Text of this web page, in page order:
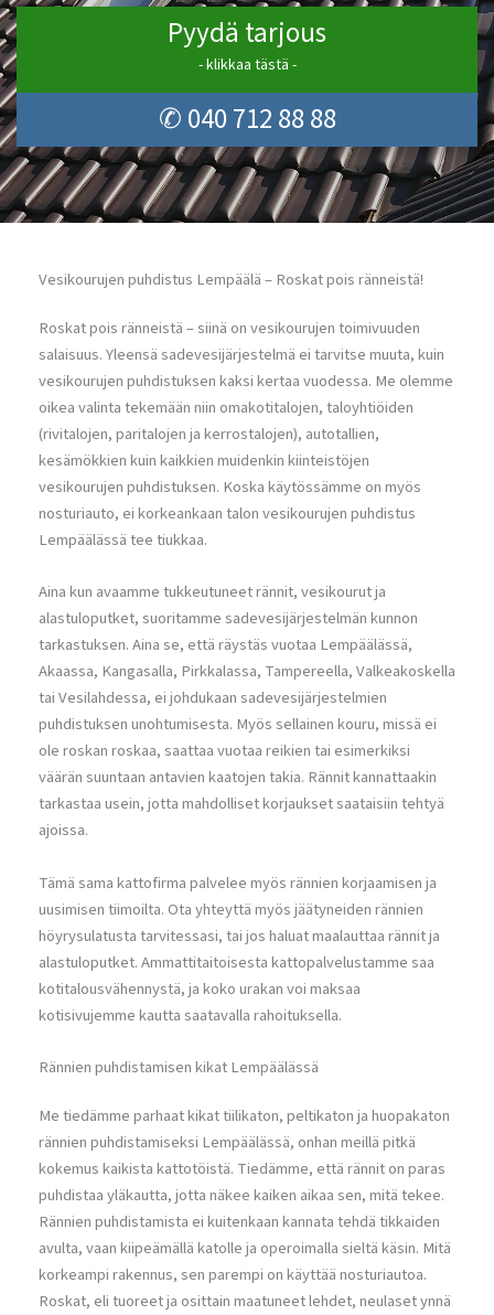
Pyydä tarjous
- klikkaa tästä -
✆ 040 712 88 88
Vesikourujen puhdistus Lempäälä – Roskat pois ränneistä!
Roskat pois ränneistä – siinä on vesikourujen toimivuuden
salaisuus. Yleensä sadevesijärjestelmä ei tarvitse muuta, kuin
vesikourujen puhdistuksen kaksi kertaa vuodessa. Me olemme
oikea valinta tekemään niin omakotitalojen, taloyhtiöiden
(rivitalojen, paritalojen ja kerrostalojen), autotallien,
kesämökkien kuin kaikkien muidenkin kiinteistöjen
vesikourujen puhdistuksen. Koska käytössämme on myös
nosturiauto, ei korkeankaan talon vesikourujen puhdistus
Lempäälässä tee tiukkaa.
Aina kun avaamme tukkeutuneet rännit, vesikourut ja
alastuloputket, suoritamme sadevesijärjestelmän kunnon
tarkastuksen. Aina se, että räystäs vuotaa Lempäälässä,
Akaassa, Kangasalla, Pirkkalassa, Tampereella, Valkeakoskella
tai Vesilahdessa, ei johdukaan sadevesijärjestelmien
puhdistuksen unohtumisesta. Myös sellainen kouru, missä ei
ole roskan roskaa, saattaa vuotaa reikien tai esimerkiksi
väärän suuntaan antavien kaatojen takia. Rännit kannattaakin
tarkastaa usein, jotta mahdolliset korjaukset saataisiin tehtyä
ajoissa.
Tämä sama kattofirma palvelee myös rännien korjaamisen ja
uusimisen tiimoilta. Ota yhteyttä myös jäätyneiden rännien
höyrysulatusta tarvitessasi, tai jos haluat maalauttaa rännit ja
alastuloputket. Ammattitaitoisesta kattopalvelustamme saa
kotitalousvähennystä, ja koko urakan voi maksaa
kotisivujemme kautta saatavalla rahoituksella.
Rännien puhdistamisen kikat Lempäälässä
Me tiedämme parhaat kikat tiilikaton, peltikaton ja huopakaton
rännien puhdistamiseksi Lempäälässä, onhan meillä pitkä
kokemus kaikista kattotöistä. Tiedämme, että rännit on paras
puhdistaa yläkautta, jotta näkee kaiken aikaa sen, mitä tekee.
Rännien puhdistamista ei kuitenkaan kannata tehdä tikkaiden
avulta, vaan kiipeämällä katolle ja operoimalla sieltä käsin. Mitä
korkeampi rakennus, sen parempi on käyttää nosturiautoa.
Roskat, eli tuoreet ja osittain maatuneet lehdet, neulaset ynnä